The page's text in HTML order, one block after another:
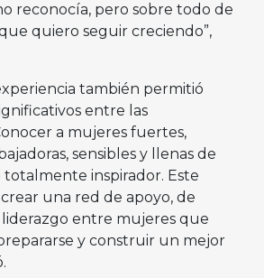
reconocía, pero sobre todo de
quiero seguir creciendo”,
también permitió
entre las
a mujeres fuertes,
sensibles y llenas de
inspirador. Este
una red de apoyo, de
entre mujeres que
y construir un mejor